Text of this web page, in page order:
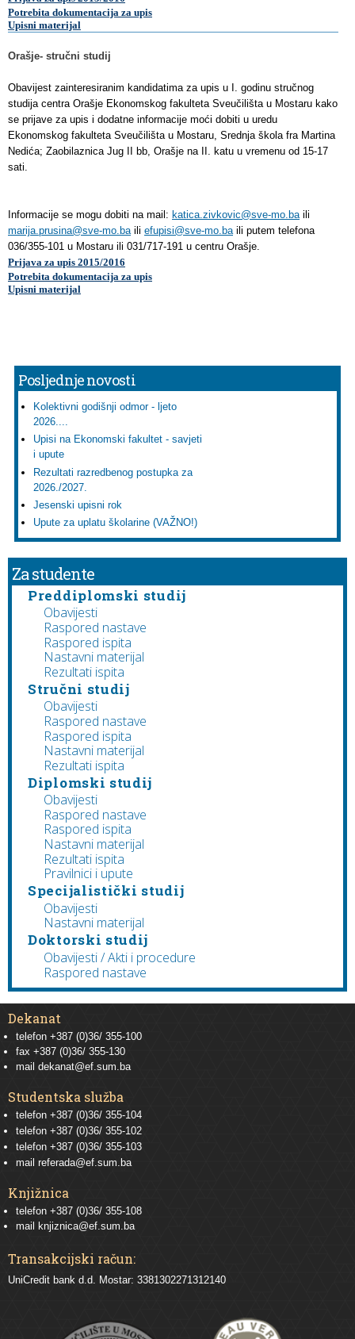
Potrebita dokumentacija za upis
Upisni materijal
Orašje- stručni studij
Obavijest zainteresiranim kandidatima za upis u I. godinu stručnog
studija centra Orašje Ekonomskog fakulteta Sveučilišta u Mostaru kako
se prijave za upis i dodatne informacije moći dobiti u uredu
Ekonomskog fakulteta Sveučilišta u Mostaru, Srednja škola fra Martina
Nedića; Zaobilaznica Jug II bb, Orašje na II. katu u vremenu od 15-17
sati.
Informacije se mogu dobiti na mail: katica.zivkovic@sve-mo.baili
marija.prusina@sve-mo.baili efupisi@sve-mo.baili putem telefona
036/355-101 u Mostaru ili 031/717-191 u centru Orašje.
Prijava za upis 2015/2016
Potrebita dokumentacija za upis
Upisni materijal
Posljednje novosti
Kolektivni godišnji odmor - ljeto
2026....
Upisi na Ekonomski fakultet - savjeti
i upute
Rezultati razredbenog postupka za
2026./2027.
Jesenski upisni rok
Upute za uplatu školarine (VAŽNO!)
Za studente
Preddiplomski studij
Obavijesti
Raspored nastave
Raspored ispita
Nastavni materijal
Rezultati ispita
Stručni studij
Obavijesti
Raspored nastave
Raspored ispita
Nastavni materijal
Rezultati ispita
Diplomski studij
Obavijesti
Raspored nastave
Raspored ispita
Nastavni materijal
Rezultati ispita
Pravilnici i upute
Specijalistički studij
Obavijesti
Nastavni materijal
Doktorski studij
Obavijesti / Akti i procedure
Raspored nastave
Dekanat
telefon +387 (0)36/ 355-100
fax +387 (0)36/ 355-130
mail dekanat@ef.sum.ba
Studentska služba
telefon +387 (0)36/ 355-104
telefon +387 (0)36/ 355-102
telefon +387 (0)36/ 355-103
mail referada@ef.sum.ba
Knjižnica
telefon +387 (0)36/ 355-108
mail knjiznica@ef.sum.ba
Transakcijski račun:
UniCredit bank d.d. Mostar: 3381302271312140